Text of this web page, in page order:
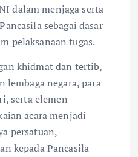
dalam menjaga serta
sebagai dasar
pelaksanaan tugas.
khidmat dan tertib,
negara, para
serta elemen
acara menjadi
persatuan,
kepada Pancasila